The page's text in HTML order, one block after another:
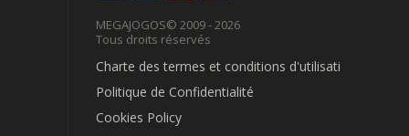
MEGAJOGOS© 2009 - 2026
Tous droits réservés
Charte des termes et conditions d'utilisation
Politique de Confidentialité
Cookies Policy